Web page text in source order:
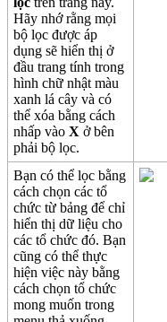
Hãy nhớ rằng mọi
bộ lọc được áp
dụng sẽ hiển thị ở
đầu trang tính trong
hình chữ nhật màu
xanh lá cây và có
thể xóa bằng cách
nhấp vào X ở bên
phải bộ lọc.
Bạn có thể lọc bằng
cách chọn các tổ
chức từ bảng để chỉ
hiển thị dữ liệu cho
các tổ chức đó. Bạn
cũng có thể thực
hiện việc này bằng
cách chọn tổ chức
mong muốn trong